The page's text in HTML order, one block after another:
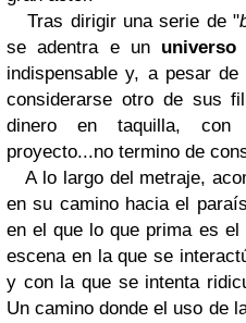
Tras dirigir una serie de "
se adentra e un universo
indispensable y, a pesar de
considerarse otro de sus
dinero en taquilla, con
proyecto...no termino de
A lo largo del metraje,
en su camino hacia el
en el que lo que prima es
escena en la que se
y con la que se intenta
Un camino donde el uso de